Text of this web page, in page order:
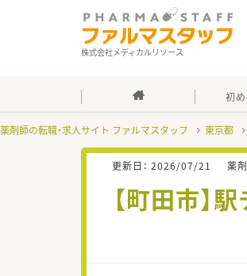
株式会社メディカルリソース
初
薬剤師の転職・求人サイト ファルマスタッフ 東京都
更新日： 2026/07/21 薬
【町田市